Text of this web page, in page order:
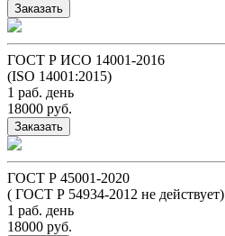
Заказать
ГОСТ Р ИСО 14001-2016
(ISO 14001:2015)
1 раб. день
18000 руб.
Заказать
ГОСТ Р 45001-2020
( ГОСТ Р 54934-2012 не действует)
1 раб. день
18000 руб.